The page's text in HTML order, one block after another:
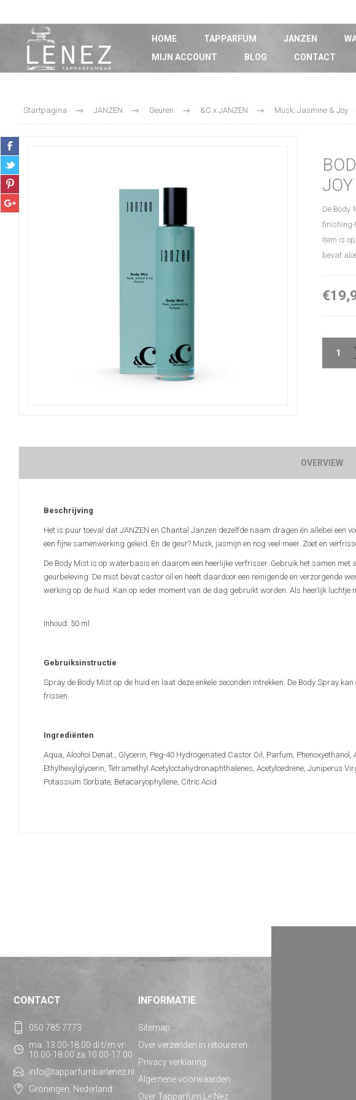
HOME TAPPARFUM JANZEN
MIJN ACCOUNT
BLOG CONTACT
Startpagina JANZEN Geuren &C x JANZEN Musk, Jasmine & Joy
JOY
De Body
item is
bevat
OVERVIEW
Beschrijving
Het is puur toeval dat JANZEN en Chantal Janzen dezelfde naam dragen én allebei een
een fijne samenwerking geleid. En de geur? Musk, jasmijn en nog veel meer. Zoet en
De Body Mist is op waterbasis en daarom een heerlijke verfrisser. Gebruik het samen
geurbeleving. De mist bevat castor oil en heeft daardoor een reinigende en verzorgende
werking op de huid. Kan op ieder moment van de dag gebruikt worden. Als heerlijk luchtje
Inhoud: 50 ml
Gebruiksinstructie
Spray de Body Mist op de huid en laat deze enkele seconden intrekken. De Body Spray
frissen.
Ingrediënten
Aqua, Alcohol Denat., Glycerin, Peg-40 Hydrogenated Castor Oil, Parfum,
Ethylhexylglycerin, Tetramethyl Acetyloctahydronaphthalenes, Acetylcedrene, Juniperus
Potassium Sorbate, Betacaryophyllene, Citric Acid
CONTACT
050 785 7773
ma: 13.00-18.00 di t/m vr:
10.00-18.00 za:10.00-17.00
info@tapparfumbarlenez.nl
Groningen, Nederland
INFORMATIE
Sitemap
Over verzenden in retoureren
Privacy verklaring
Algemene voorwaarden
Over Tapparfum Le Nez